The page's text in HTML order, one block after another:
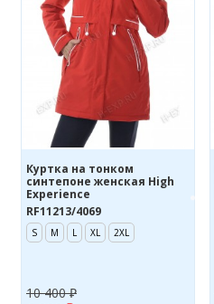
Куртка на тонком
синтепоне женская High
Experience
RF11213/4069
S M L XL 2XL
10 400 ₽